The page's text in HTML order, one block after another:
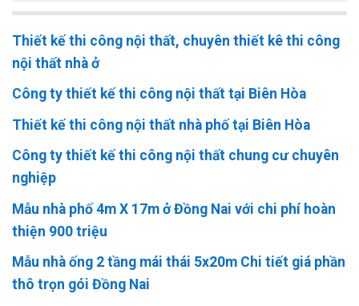
Thiết kế thi công nội thất, chuyên thiết kê thi công
nội thất nhà ở
Công ty thiết kế thi công nội thất tại Biên Hòa
Thiết kế thi công nội thất nhà phố tại Biên Hòa
Công ty thiết kế thi công nội thất chung cư chuyên
nghiệp
Mẫu nhà phố 4m X 17m ở Đồng Nai với chi phí hoàn
thiện 900 triệu
Mẫu nhà ống 2 tầng mái thái 5x20m Chi tiết giá phần
thô trọn gói Đồng Nai